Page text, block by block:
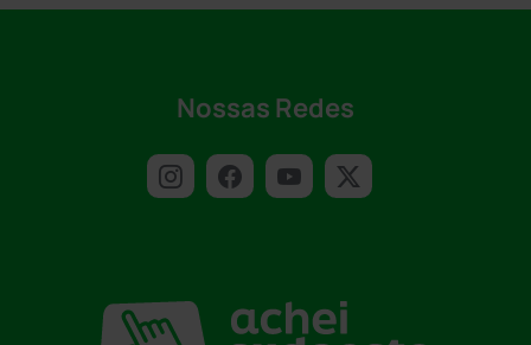
Nossas Redes